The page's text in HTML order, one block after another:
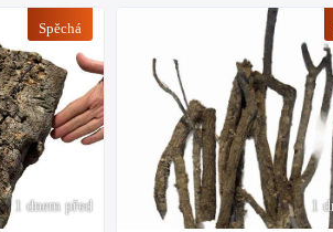
1 dnem před
Spěchá
1